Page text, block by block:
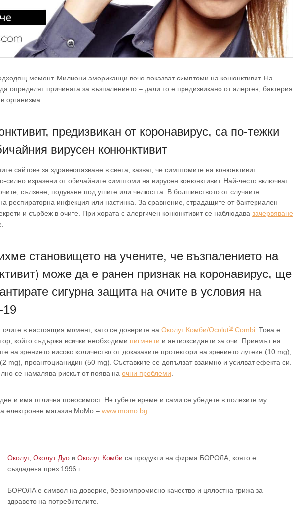
момент. Милиони американци вече показват симптоми на конюнктивит. На
определят причината за възпалението – дали то е предизвикано от алерген, бактерия
организма.
предизвикан от коронавирус, са по-тежки
вирусен конюнктивит
сайтове за здравеопазване в света, казват, че симптомите на конюнктивит,
силно изразени от обичайните симптоми на вирусeн конюнктивит. Най-често включват
сълзене, подуване под ушите или челюстта. В болшинството от случаите
респираторна инфекция или настинка. За сравнение, страдащите от бактериален
и сърбеж в очите. При хората с алергичен конюнктивит се наблюдава зачервяване
становището на учените, че възпалението на
може да е ранен признак на коронавирус, ще
сигурна защита на очите в условия на
19
в настоящия момент, като се доверите на Околут Комби/Ocolut® Combi. Това е
който съдържа всички необходими пигменти и антиоксиданти за очи. Приемът на
на зрението високо количество от доказаните протектори на зрението лутеин (10 mg),
mg), проантоцианидин (50 mg). Съставките се допълват взаимно и усилват ефекта си.
се намалява рискът от поява на очни проблеми.
и има отлична поносимост. Не губете време и сами се убедете в полезите му.
електронен магазин МоМо – www.momo.bg.
Околут, Околут Дуои Околут Комби са продукти на фирма БОРОЛА, която е
създадена през 1996 г.
БОРОЛА е символ на доверие, безкомпромисно качество и цялостна грижа за
здравето на потребителите.